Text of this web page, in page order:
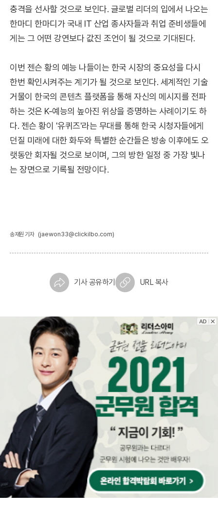
충격을 선사할 것으로 보인다. 글로벌 리더의 입에서 나오는
한마디 한마디가 국내 IT 산업 종사자들과 취업 준비생들에
게는 그 어떤 강연보다 값진 조언이 될 것으로 기대된다.
이번 젠슨 황의 예능 나들이는 한국 시장의 중요성을 다시
한번 확인시켜주는 계기가 될 것으로 보인다. 세계적인 기술
거물이 한국의 콘텐츠 플랫폼을 통해 자신의 메시지를 전파
하는 것은 K-예능의 높아진 위상을 증명하는 사례이기도 하
다. 젠슨 황이 '유퀴즈'라는 무대를 통해 한국 시청자들에게
던질 미래에 대한 화두와 특별한 순간들은 방송 이후에도 오
랫동안 회자될 것으로 보이며, 그의 방한 일정 중 가장 빛나
는 장면으로 기록될 전망이다.
송재원 기자 (jaewon33@clickilbo.com)
기사 공유하기 URL 복사